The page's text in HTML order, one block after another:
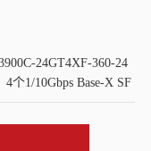
24GT4XF-360-24
个1/10Gbps Base-X SF